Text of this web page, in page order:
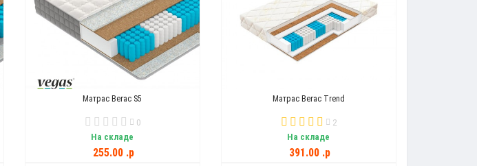
Матрас Вегас S5
0
На складе
255.00 .p
Матрас Вегас Trend
2
На складе
391.00 .p